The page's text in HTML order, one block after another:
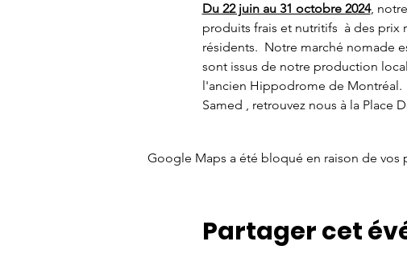
Du 22 juin au 31 octobre 2024, notre
produits frais et nutritifs  à des
résidents.  Notre marché nomade
sont issus de notre production
l'ancien Hippodrome de Montréal.
Samed , retrouvez nous à la Place
Google Maps a été bloqué en raison de
Partager cet